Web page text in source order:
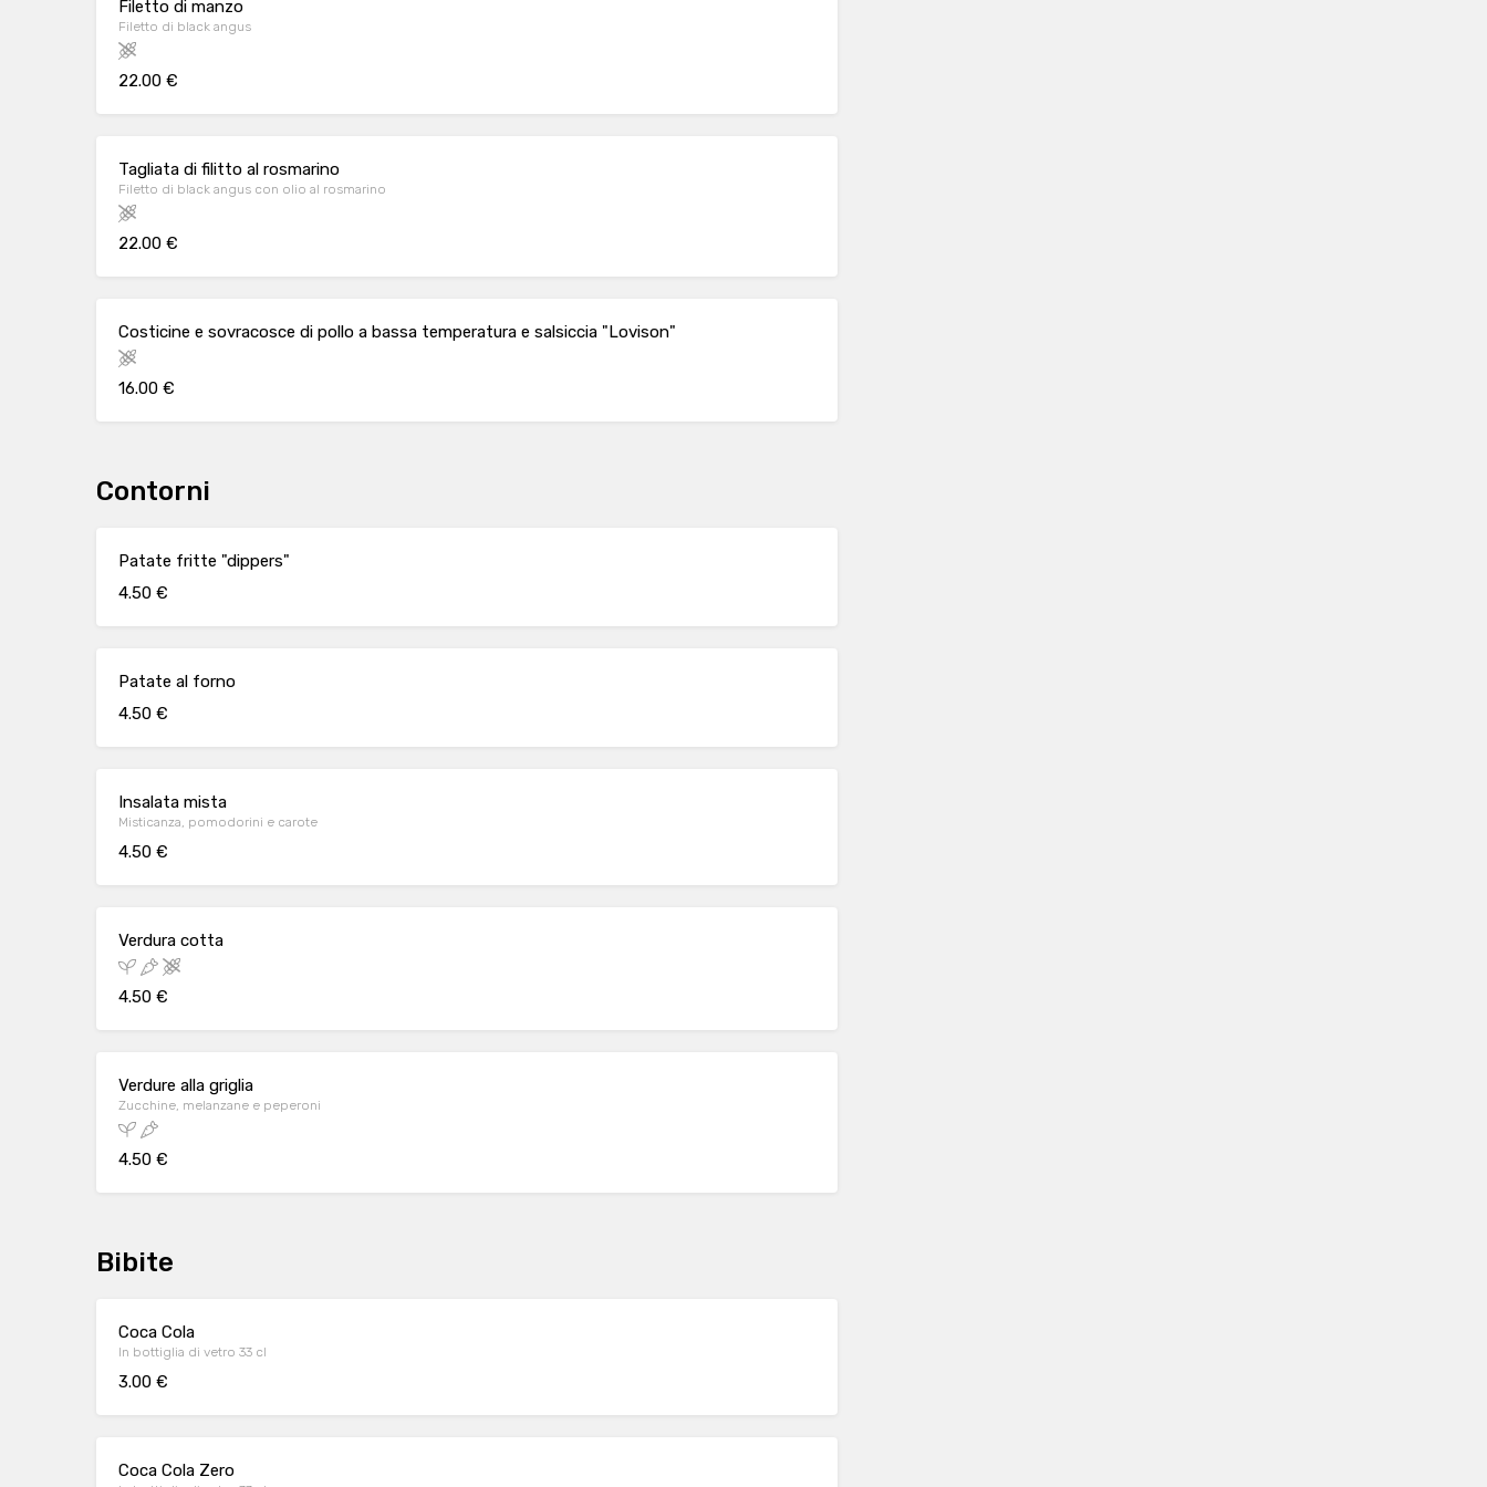
Filetto di manzo
Filetto di black angus
22.00 €
Tagliata di filitto al rosmarino
Filetto di black angus con olio al rosmarino
22.00 €
Costicine e sovracosce di pollo a bassa temperatura e salsiccia "Lovison"
16.00 €
Contorni
Patate fritte "dippers"
4.50 €
Patate al forno
4.50 €
Insalata mista
Misticanza, pomodorini e carote
4.50 €
Verdura cotta
4.50 €
Verdure alla griglia
Zucchine, melanzane e peperoni
4.50 €
Bibite
Coca Cola
In bottiglia di vetro 33 cl
3.00 €
Coca Cola Zero